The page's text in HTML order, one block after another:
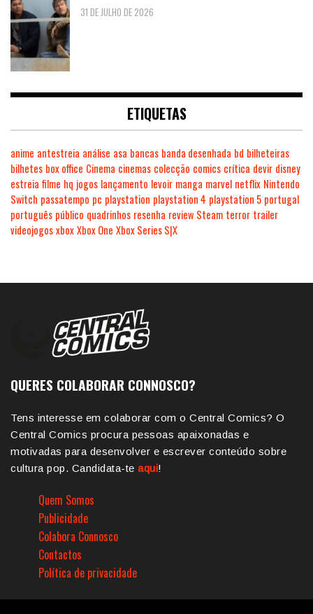
31 DE JULHO DE 2026
ETIQUETAS
anime antestreia análise asa bancas banda desenhada bd bilheteiras
bilhetes box office Cinema cinemas colecção comics crítica devir disney
estreia filme hq jogos lançamento levoir manga marvel netflix Nintendo
Switch passatempo pc playstation playstation 4 playstation 5 portugal
português público quadrinhos resenha review Steam terror trailer
videojogosxboxXbox One Xbox Series S|X
QUERES COLABORAR CONNOSCO?
Tens interesse em colaborar com o Central Comics? O
Central Comics procura pessoas apaixonadas e
motivadas para desenvolver e escrever conteúdo sobre
cultura pop. Candidata-te aqui!
Quem Somos
Publicidade
Colabora Connosco
Contactos
Política de privacidade